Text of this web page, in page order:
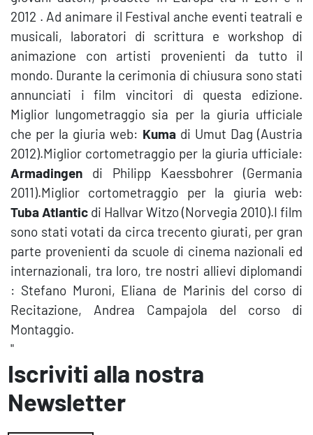
2012 . Ad animare il Festival anche eventi teatrali e
musicali, laboratori di scrittura e workshop di
animazione con artisti provenienti da tutto il
mondo. Durante la cerimonia di chiusura sono stati
annunciati i film vincitori di questa edizione.
Miglior lungometraggio sia per la giuria ufficiale
che per la giuria web: Kumadi Umut Dag (Austria
2012).Miglior cortometraggio per la giuria ufficiale:
Armadingen di Philipp Kaessbohrer (Germania
2011).Miglior cortometraggio per la giuria web:
Tuba Atlantic di Hallvar Witzo (Norvegia 2010).I film
sono stati votati da circa trecento giurati, per gran
parte provenienti da scuole di cinema nazionali ed
internazionali, tra loro, tre nostri allievi diplomandi
: Stefano Muroni, Eliana de Marinis del corso di
Recitazione, Andrea Campajola del corso di
Montaggio.
"
Iscriviti alla nostra
Newsletter